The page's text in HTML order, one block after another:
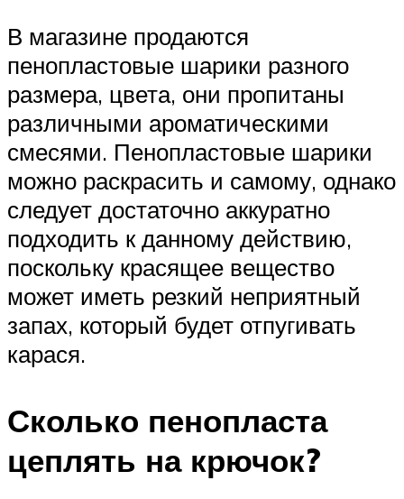
В магазине продаются
пенопластовые шарики разного
размера, цвета, они пропитаны
различными ароматическими
смесями. Пенопластовые шарики
можно раскрасить и самому, однако
следует достаточно аккуратно
подходить к данному действию,
поскольку красящее вещество
может иметь резкий неприятный
запах, который будет отпугивать
карася.
Сколько пенопласта
цеплять на крючок?